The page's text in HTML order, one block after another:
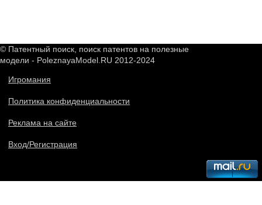
© Патентный поиск, поиск патентов на полезные
модели - PoleznayaModel.RU 2012-2024
Игромания
Политика конфиденциальности
Реклама на сайте
Вход/Регистрация